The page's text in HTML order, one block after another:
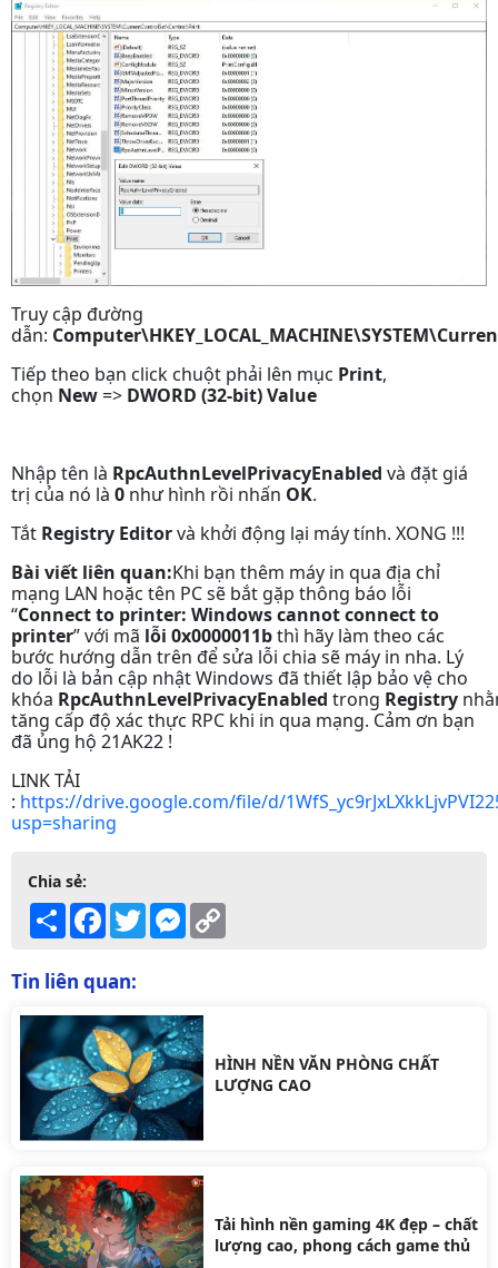
Truy cập đường
dẫn:
Tiếp theo bạn click chuột phải lên mục Print,
chọn New=> DWORD (32-bit) Value
Nhập tên là RpcAuthnLevelPrivacyEnabled và đặt giá
trị của nó là 0 như hình rồi nhấn OK.
Tắt Registry Editorvà khởi động lại máy tính. XONG !!!
Bài viết liên quan:Khi bạn thêm máy in qua địa chỉ
mạng LAN hoặc tên PC sẽ bắt gặp thông báo lỗi
“Connect to printer: Windows cannot connect to
printer” với mã lỗi 0x0000011bthì hãy làm theo các
bước hướng dẫn trên để sửa lỗi chia sẽ máy in nha. Lý
do lỗi là bản cập nhật Windows đã thiết lập bảo vệ cho
khóa RpcAuthnLevelPrivacyEnabled trong Registry
tăng cấp độ xác thực RPC khi in qua mạng. Cảm ơn bạn
đã ủng hộ 21AK22 !
LINK TẢI
: https://drive.google.com/file/d/
usp=sharing
Chia sẻ:
Share Facebook
TwitterMessenger
Tin liên quan:
HÌNH NỀN VĂN PHÒNG CHẤT
LƯỢNG CAO
Tải hình nền gaming 4K đẹp – chất
lượng cao, phong cách game thủ